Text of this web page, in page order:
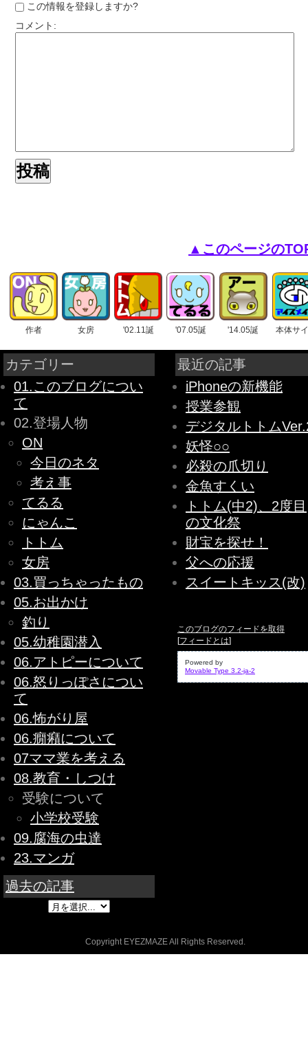
この情報を登録しますか?
コメント:
▲このページの
作者 女房 '02.11誕 '07.05誕 '14.05誕 本体サ
カテゴリー
01.このブログについ
て
02.登場人物
ON
今日のネタ
考え事
てるる
にゃんこ
トトム
女房
03.買っちゃったもの
05.お出かけ
釣り
05.幼稚園潜入
06.アトピーについて
06.怒りっぽさについ
て
06.怖がり屋
06.癇癪について
07ママ業を考える
08.教育・しつけ
受験について
小学校受験
09.腐海の虫達
23.マンガ
過去の記事
最近の記事
iPhoneの新機能
授業参観
デジタルトトム
妖怪○○
必殺の爪切り
金魚すくい
トトム(中2)、2度目
の文化祭
財宝を探せ！
父への応援
スイートキッス(改)
このブログのフィードを取得
[フィードとは]
Powered by
Movable Type 3.2-ja-2
Copyright EYEZMAZE All Rights Reserved.